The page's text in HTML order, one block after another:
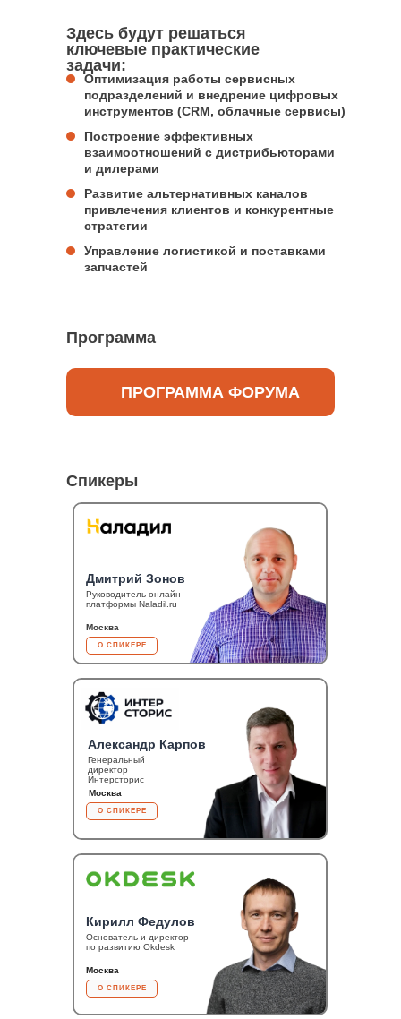
Здесь будут решаться
ключевые практические
задачи:
Управление логистикой и поставками
запчастей
Развитие альтернативных каналов
привлечения клиентов и конкурентные
стратегии
Построение эффективных
взаимоотношений с дистрибьюторами
и дилерами
Оптимизация работы сервисных
подразделений и внедрение цифровых
инструментов (CRM, облачные сервисы)
Программа
ПРОГРАММА ФОРУМА
О СПИКЕРЕ
Основатель и директор
по развитию Okdesk
Кирилл Федулов
Москва
О СПИКЕРЕ
Генеральный
директор
Интерсторис
Александр Карпов
Москва
О СПИКЕРЕ
Руководитель онлайн-
платформы Naladil.ru
Дмитрий Зонов
Москва
Спикеры